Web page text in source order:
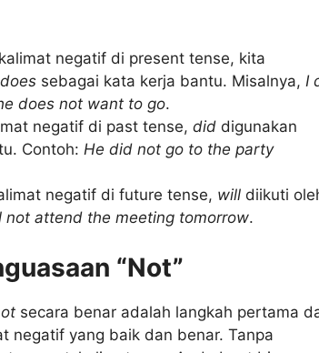
negatif di present tense, kita
does sebagai kata kerja bantu. Misalnya,I
does not want to go.
negatif di past tense,did digunakan
Contoh:He did not go to the party
negatif di future tense, will diikuti
not attend the meeting tomorrow.
“Not”
secara benar adalah langkah pertama
negatif yang baik dan benar. Tanpa